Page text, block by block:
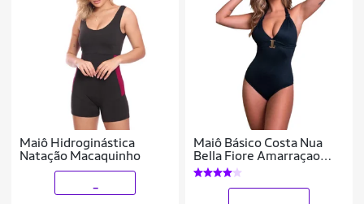
Maiô Hidroginástica
Natação Macaquinho
Maiô Básico Costa Nua
Bella Fiore Amarraçao
Verão Moda Praia